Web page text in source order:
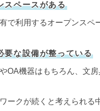
スペースがある
で利用するオープンスペ
要な設備が整っている
OA機器はもちろん、文
ークが続くと考えられる